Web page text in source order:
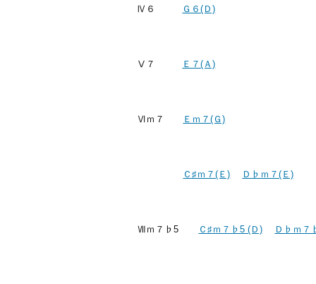
Ⅳ６ Ｇ６(Ｄ)
Ⅴ７ Ｅ７(Ａ)
Ⅵｍ７ Ｅｍ７(Ｇ)
Ｃ♯ｍ７(Ｅ) Ｄ♭ｍ７(Ｅ)
Ⅶｍ７♭5 Ｃ♯ｍ７♭5 (Ｄ) Ｄ♭ｍ７